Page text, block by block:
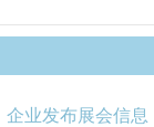
企业发布展会信息